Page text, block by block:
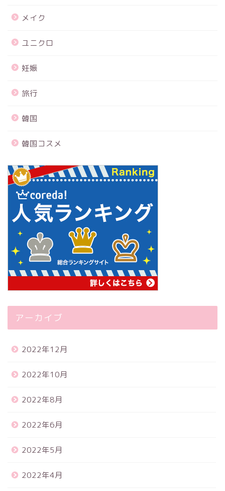
メイク
ユニクロ
妊娠
旅行
韓国
韓国コスメ
アーカイブ
2022年12月
2022年10月
2022年8月
2022年6月
2022年5月
2022年4月